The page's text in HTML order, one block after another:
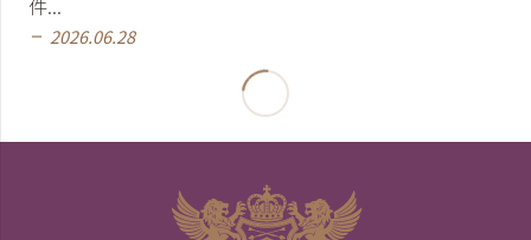
remove 2026.06.28